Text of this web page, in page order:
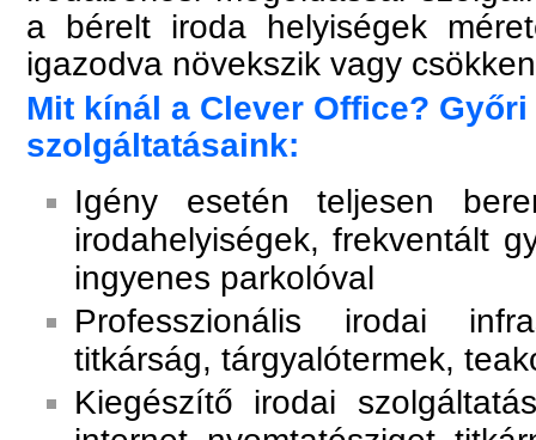
a bérelt iroda helyiségek
igazodva növekszik vagy
Mit kínál a Clever Office?
szolgáltatásaink:
Igény esetén teljesen
irodahelyiségek, frekventált
ingyenes parkolóval
Professzionális irodai
titkárság, tárgyalótermek,
Kiegészítő irodai